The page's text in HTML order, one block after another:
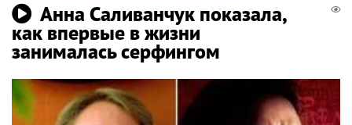
Анна Саливанчук показала,
как впервые в жизни
занималась серфингом